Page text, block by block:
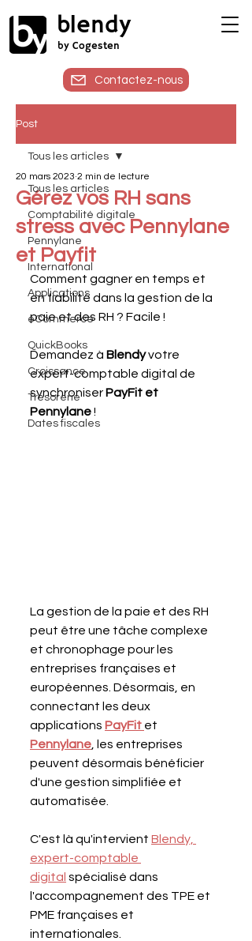
blendy
by Cogesten
Contactez-nous
Post
Tous les articles
Comptabilité digitale
Pennylane
International
Applications
eCommerce
QuickBooks
Croissance
Trésorerie
Dates fiscales
Tous les articles
Gérez vos RH sans
stress avec Pennylane
et Payfit
20 mars 2023 2 min de lecture
Comment gagner en temps et
en fiabilité dans la gestion de la
paie et des RH ? Facile !
Demandez à Blendy votre
expert-comptable digital de
synchroniser PayFit et
Pennylane !
La gestion de la paie et des RH
peut être une tâche complexe
et chronophage pour les
entreprises françaises et
européennes. Désormais, en
connectant les deux
applications PayFit et
Pennylane , les entreprises
peuvent désormais bénéficier
d'une gestion simplifiée et
automatisée.
C'est là qu'intervient Blendy,
expert-comptable
digital spécialisé dans
l'accompagnement des TPE et
PME françaises et
internationales.